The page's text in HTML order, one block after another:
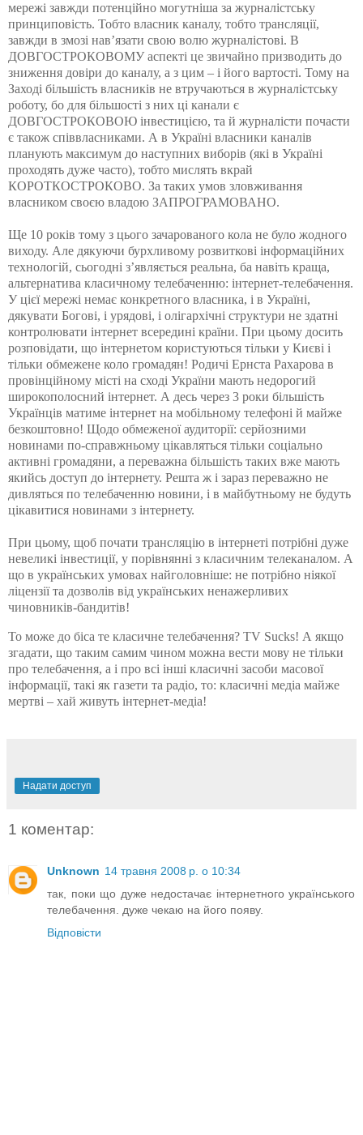
мережі завжди потенційно могутніша за журналістську
принциповість. Тобто власник каналу, тобто трансляції,
завжди в змозі нав’язати свою волю журналістові. В
ДОВГОСТРОКОВОМУ аспекті це звичайно призводить до
зниження довіри до каналу, а з цим – і його вартості. Тому на
Заході більшість власників не втручаються в журналістську
роботу, бо для більшості з них ці канали є
ДОВГОСТРОКОВОЮ інвестицією, та й журналісти почасти
є також співвласниками. А в Україні власники каналів
планують максимум до наступних виборів (які в Україні
проходять дуже часто), тобто мислять вкрай
КОРОТКОСТРОКОВО. За таких умов зловживання
власником своєю владою ЗАПРОГРАМОВАНО.
Ще 10 років тому з цього зачарованого кола не було жодного
виходу. Але дякуючи бурхливому розвиткові інформаційних
технологій, сьогодні з’являється реальна, ба навіть краща,
альтернатива класичному телебаченню: інтернет-телебачення.
У цієї мережі немає конкретного власника, і в Україні,
дякувати Богові, і урядові, і олігархічні структури не здатні
контролювати інтернет всередині країни. При цьому досить
розповідати, що інтернетом користуються тільки у Києві і
тільки обмежене коло громадян! Родичі Ернста Рахарова в
провінційному місті на сході України мають недорогий
широкополосний інтернет. А десь через 3 роки більшість
Українців матиме інтернет на мобільному телефоні й майже
безкоштовно! Щодо обмеженої аудиторії: серйозними
новинами по-справжньому цікавляться тільки соціально
активні громадяни, а переважна більшість таких вже мають
якийсь доступ до інтернету. Решта ж і зараз переважно не
дивляться по телебаченню новини, і в майбутньому не будуть
цікавитися новинами з інтернету.
При цьому, щоб почати трансляцію в інтернеті потрібні дуже
невеликі інвестиції, у порівнянні з класичним телеканалом. А
що в українських умовах найголовніше: не потрібно ніякої
ліцензії та дозволів від українських ненажерливих
чиновників-бандитів!
То може до біса те класичне телебачення? TV Sucks! А якщо
згадати, що таким самим чином можна вести мову не тільки
про телебачення, а і про всі інші класичні засоби масової
інформації, такі як газети та радіо, то: класичні медіа майже
мертві – хай живуть інтернет-медіа!
Надати доступ
1 коментар:
Unknown 14 травня 2008 р. о 10:34
так, поки що дуже недостачає інтернетного українського
телебачення. дуже чекаю на його появу.
Відповісти